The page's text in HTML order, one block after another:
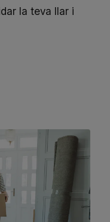
la teva llar i